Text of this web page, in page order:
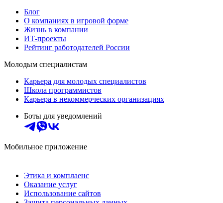
Блог
О компаниях в игровой форме
Жизнь в компании
ИТ-проекты
Рейтинг работодателей России
Молодым специалистам
Карьера для молодых специалистов
Школа программистов
Карьера в некоммерческих организациях
Боты для уведомлений
Мобильное приложение
Этика и комплаенс
Оказание услуг
Использование сайтов